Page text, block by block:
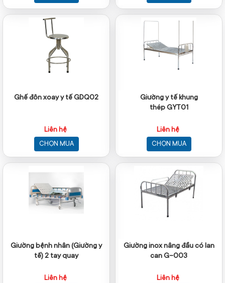
Ghế đôn xoay y tế GDQ02
Liên hệ
CHỌN MUA
Giường y tế khung
thép GYT01
Liên hệ
CHỌN MUA
Giường bệnh nhân (Giường y
tế) 2 tay quay
Liên hệ
Giường inox nâng đầu có lan
can G-003
Liên hệ